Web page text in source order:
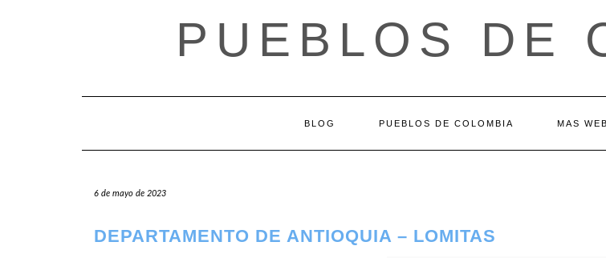
PUEBLOS DE
BLOG PUEBLOS DE COLOMBIA MAS
6 de mayo de 2023
DEPARTAMENTO DE ANTIOQUIA – LOMITAS